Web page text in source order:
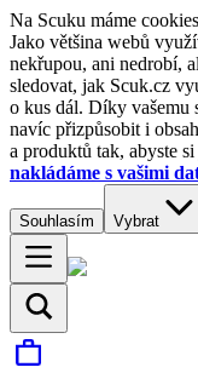
Na Scuku máme
Jako většina webů
nekřupou, ani nedrobí,
sledovat, jak Scuk.cz
o kus dál. Díky vašemu
navíc přizpůsobit i
a produktů tak, abyste
nakládáme s vašimi
Souhlasím Vybrat